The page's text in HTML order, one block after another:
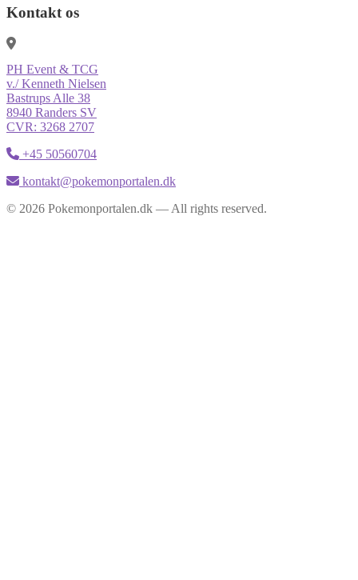
Kontakt os
PH Event & TCG
v./ Kenneth Nielsen
Bastrups Alle 38
8940 Randers SV
CVR: 3268 2707
+45 50560704
kontakt@pokemonportalen.dk
© 2026 Pokemonportalen.dk — All rights reserved.